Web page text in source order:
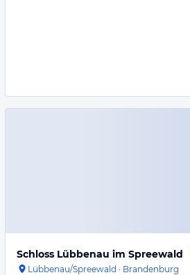
Schloss Lübbenau im Spreewald
Lübbenau/Spreewald · Brandenburg